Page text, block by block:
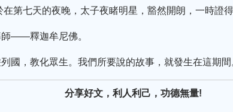
第七天的夜晚，太子夜睹明星，豁然開朗，一時證得
——釋迦牟尼佛。
國，教化眾生。我們所要說的故事，就發生在這期間
分享好文，利人利己，功德無量!